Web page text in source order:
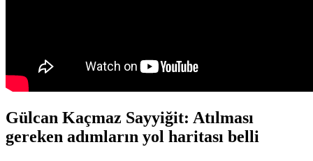
Gülcan Kaçmaz Sayyiğit: Atılması
gereken adımların yol haritası belli